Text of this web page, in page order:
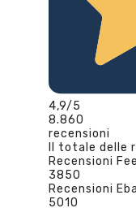
4,9/5
8.860
recensioni
Il totale delle
Recensioni
3850
Recensioni
5010